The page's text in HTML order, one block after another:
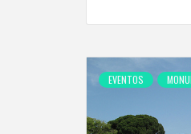
EVENTOS